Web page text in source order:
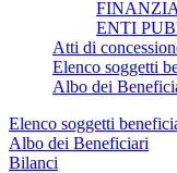
ENTI
Atti di
Elenco soggetti
Albo dei
Elenco soggetti
Albo dei Beneficiari
Bilanci